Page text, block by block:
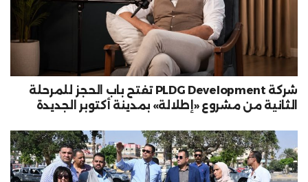
شركة PLDG Development تفتح باب الحجز للمرحلة
الثانية من مشروع «إطلالة» بمدينة أكتوبر الجديدة